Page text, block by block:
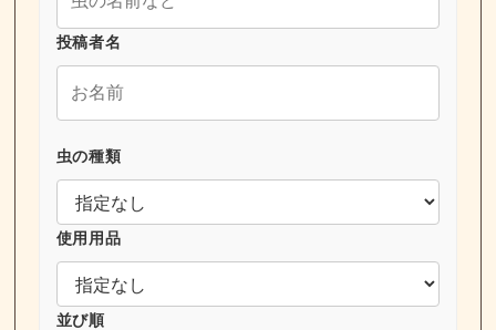
投稿者名
虫の種類
使用用品
並び順